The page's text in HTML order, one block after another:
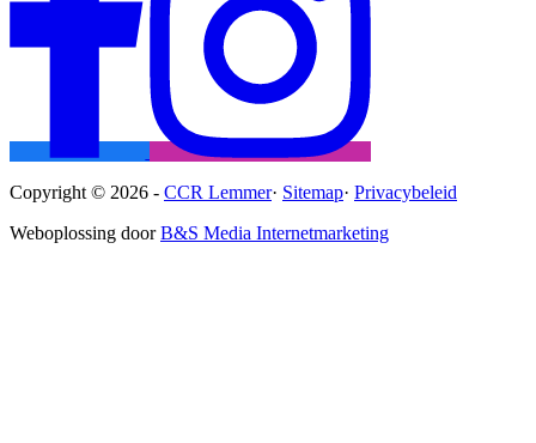
Copyright © 2026 - CCR Lemmer· Sitemap· Privacybeleid
Weboplossing doorB&S Media Internetmarketing